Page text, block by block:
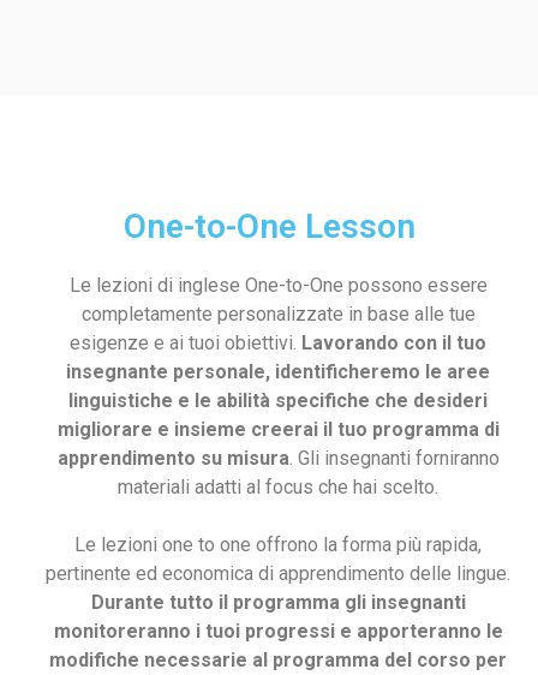
One-to-One Lesson
Le lezioni di inglese One-to-One possono essere
completamente personalizzate in base alle tue
esigenze e ai tuoi obiettivi. Lavorando con il tuo
insegnante personale, identificheremo le aree
linguistiche e le abilità specifiche che desideri
migliorare e insieme creerai il tuo programma di
apprendimento su misura. Gli insegnanti forniranno
materiali adatti al focus che hai scelto.
Le lezioni one to one offrono la forma più rapida,
pertinente ed economica di apprendimento delle lingue.
Durante tutto il programma gli insegnanti
monitoreranno i tuoi progressi e apporteranno le
modifiche necessarie al programma del corso per